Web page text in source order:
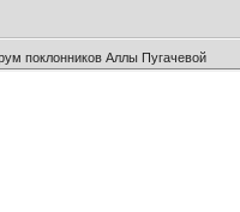
поклонников Аллы Пугачевой